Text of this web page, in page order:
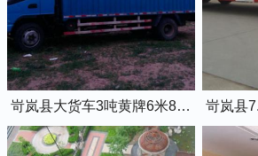
岢岚县大货车3吨黄牌6米8的厢式货车